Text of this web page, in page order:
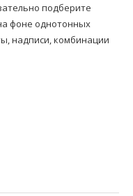
подберите
фоне однотонных
надписи, комбинации